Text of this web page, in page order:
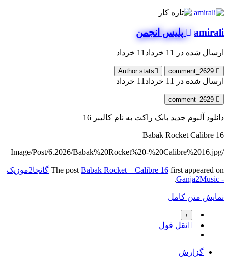
amirali پلیس انجمن
ارسال شده در 11 خرداد 11 خرداد
comment_2629
Author stats
ارسال شده در 11 خرداد 11 خرداد
comment_2629
دانلود آلبوم جدید بابک راکت به نام کالیبر 16
Babak Rocket Calibre 16
/Image/Post/6.2026/Babak%20Rocket%20-%20Calibre%2016.jpg
The post Babak Rocket – Calibre 16 first appeared on
گانجا2موزیک
- Ganja2Music
.
نمایش متن کامل
نقل قول
گزارش